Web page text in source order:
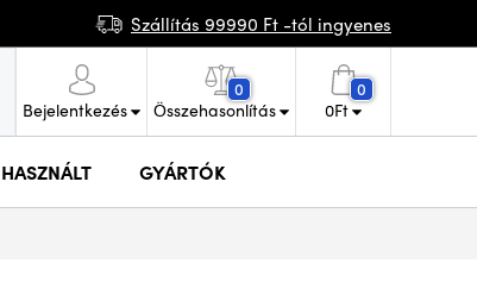
Szállítás 99990 Ft -tól ingyenes
Bejelentkezés
0
Összehasonlítás
0
0Ft
HASZNÁLT GYÁRTÓK